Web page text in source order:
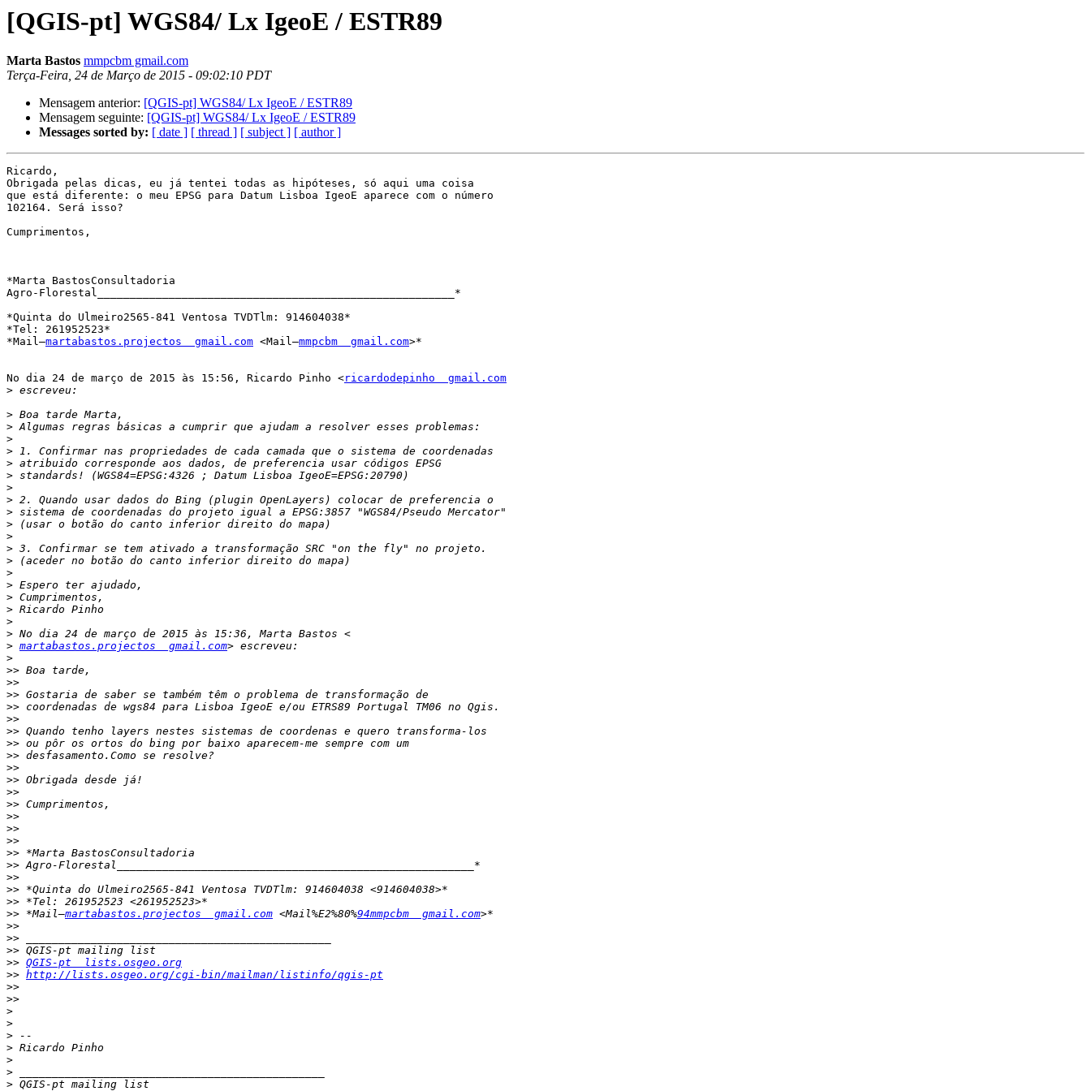
[QGIS-pt] WGS84/ Lx IgeoE / ESTR89
Marta Bastos mmpcbm gmail.com
Terça-Feira, 24 de Março de 2015 - 09:02:10 PDT
Mensagem anterior: [QGIS-pt] WGS84/ Lx IgeoE / ESTR89
Mensagem seguinte: [QGIS-pt] WGS84/ Lx IgeoE / ESTR89
Messages sorted by: [ date ] [ thread ] [ subject ] [ author ]
Ricardo,
Obrigada pelas dicas, eu já tentei todas as hipóteses, só aqui uma coisa
que está diferente: o meu EPSG para Datum Lisboa IgeoE aparece com o número
102164. Será isso?
Cumprimentos,
*Marta BastosConsultadoria
Agro-Florestal_______________________________________________________*
*Quinta do Ulmeiro2565-841 Ventosa TVDTlm: 914604038*
*Tel: 261952523*
*Mail—martabastos.projectos  gmail.com <Mail—mmpcbm  gmail.com>*
No dia 24 de março de 2015 às 15:56, Ricardo Pinho <ricardodepinho  gmail.com
>
>
>
>
>
>
>
>
>
>
>
>
>
>
>
>
>
>
>
>
> martabastos.projectos  gmail.com
>
>>
>>
>>
>>
>>
>>
>>
>>
>>
>>
>>
>>
>>
>>
>>
>>
>>
>>
>>
>>
>> *Mail—martabastos.projectos  gmail.com <Mail%E2%80%94mmpcbm  gmail.com
>>
>>
>>
>> QGIS-pt  lists.osgeo.org
>> http://lists.osgeo.org/cgi-bin/mailman/listinfo/qgis-pt
>>
>>
>
>
>
>
>
>
>